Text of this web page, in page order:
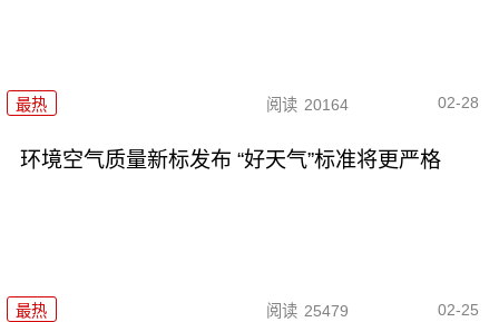
最热 阅读 20164 02-28
环境空气质量新标发布 “好天气”标准将更严格
最热 阅读 25479 02-25